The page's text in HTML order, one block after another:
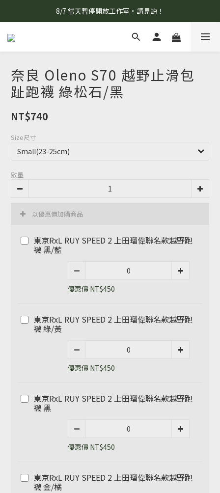
8/7 當天暫停開放工作室。請見諒！
8/7 當天暫停開放工作室。請見諒！
工作室平日開放日期，請點擊此連結。
8/7 當天暫停開放工作室。請見諒！
奈良 Oleno S70 越野止滑包
趾跑襪 綠松石/黑
NT$740
Size尺寸
數量
以優惠價加購商品
東京RxL RUY SPEED 2 上田瑠偉聯名款越野跑
襪 黑/藍
優惠價 NT$450
東京RxL RUY SPEED 2 上田瑠偉聯名款越野跑
襪 綠/黃
優惠價 NT$450
東京RxL RUY SPEED 2 上田瑠偉聯名款越野跑
襪 黑
優惠價 NT$450
東京RxL RUY SPEED 2 上田瑠偉聯名款越野跑
襪 金/橘